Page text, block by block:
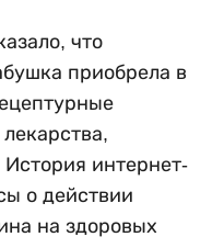
что
приобрела в
интернет-
о действии
на здоровых